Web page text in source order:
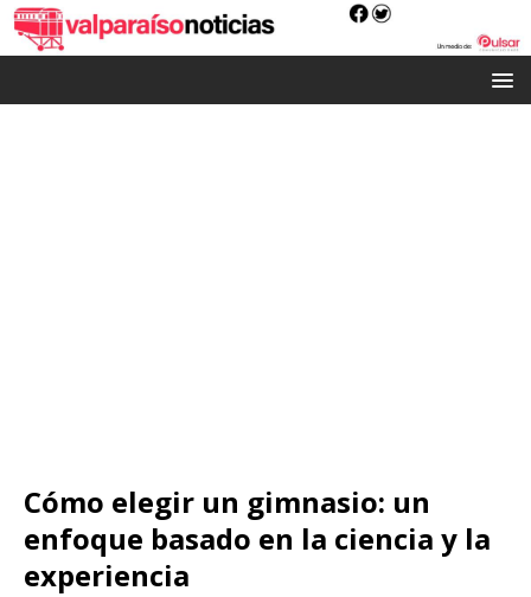
Cómo elegir un gimnasio: un
enfoque basado en la ciencia y la
experiencia